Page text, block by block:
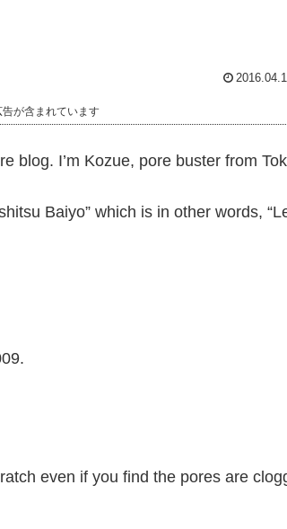
が含まれています
blog. I’m Kozue, pore buster from
Baiyo” which is in other words,
even if you find the pores are